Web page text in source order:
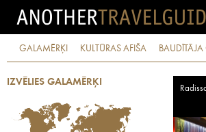
GALAMĒRĶI KULTŪRAS AFIŠA BAUDĪTĀJA
IZVĒLIES GALAMĒRĶI